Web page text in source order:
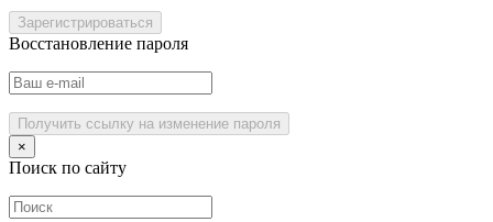
Зарегистрироваться
Восстановление пароля
Получить ссылку на изменение пароля
×
Поиск по сайту